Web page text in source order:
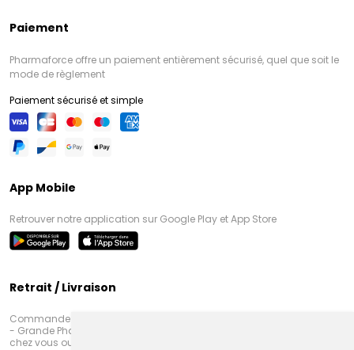
Paiement
Pharmaforce offre un paiement entièrement sécurisé, quel que soit le
mode de règlement
Paiement sécurisé et simple
App Mobile
Retrouver notre application sur Google Play et App Store
Retrait / Livraison
Commandez en ligne et venez chercher votre commande à Amiens
- Grande Pharmacie d’Amiens (Fachon) ou recevez-là rapidement
chez vous ou en point retrait